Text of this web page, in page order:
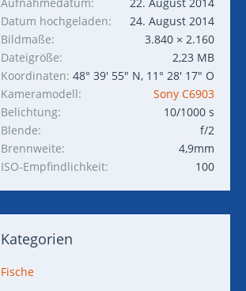
Datum hochgeladen
24. August 2014
Bildmaße
3.840 × 2.160
Dateigröße
2,23 MB
Koordinaten 48° 39' 55" N, 11° 28' 17" O
Kameramodell
Sony C6903
Belichtung
10/1000 s
Blende
f/2
Brennweite
4,9mm
ISO-Empfindlichkeit
100
Kategorien
Fische